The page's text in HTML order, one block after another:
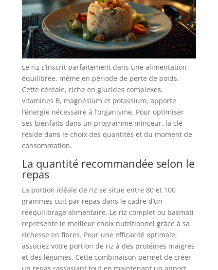
Le riz s’inscrit parfaitement dans une alimentation
équilibrée, même en période de perte de poids.
Cette céréale, riche en glucides complexes,
vitamines B, magnésium et potassium, apporte
l’énergie nécessaire à l’organisme. Pour optimiser
ses bienfaits dans un programme minceur, la clé
réside dans le choix des quantités et du moment de
consommation.
La quantité recommandée selon le
repas
La portion idéale de riz se situe entre 80 et 100
grammes cuit par repas dans le cadre d’un
rééquilibrage alimentaire. Le riz complet ou basmati
représente le meilleur choix nutritionnel grâce à sa
richesse en fibres. Pour une efficacité optimale,
associez votre portion de riz à des protéines maigres
et des légumes. Cette combinaison permet de créer
un repas rassasiant tout en maintenant un apport